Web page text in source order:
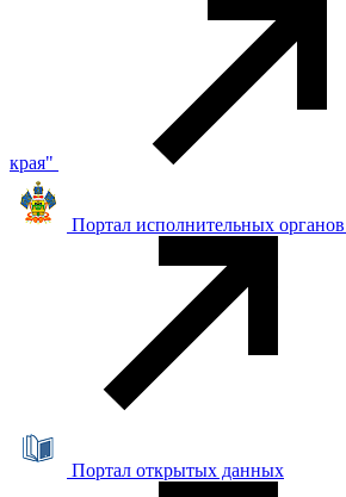
края"
Портал исполнительных
Портал открытых данных